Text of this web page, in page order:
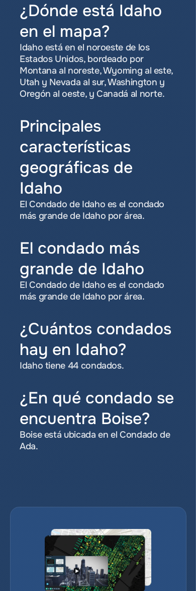
¿Dónde está Idaho
en el mapa?
Idaho está en el noroeste de los
Estados Unidos, bordeado por
Montana al noreste, Wyoming al este,
Utah y Nevada al sur, Washington y
Oregón al oeste, y Canadá al norte.
Principales
características
geográficas de
Idaho
El Condado de Idaho es el condado
más grande de Idaho por área.
El condado más
grande de Idaho
El Condado de Idaho es el condado
más grande de Idaho por área.
¿Cuántos condados
hay en Idaho?
Idaho tiene 44 condados.
¿En qué condado se
encuentra Boise?
Boise está ubicada en el Condado de
Ada.